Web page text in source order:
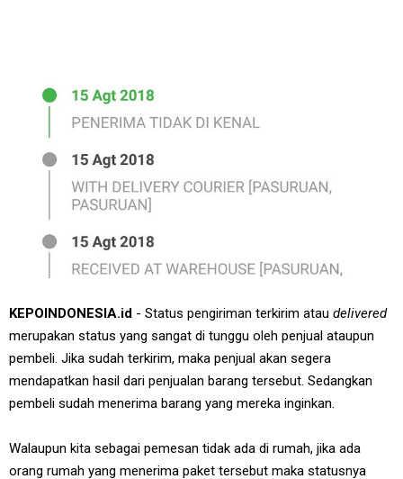
KEPOINDONESIA.id - Status pengiriman terkirim atau delivered
merupakan status yang sangat di tunggu oleh penjual ataupun
pembeli. Jika sudah terkirim, maka penjual akan segera
mendapatkan hasil dari penjualan barang tersebut. Sedangkan
pembeli sudah menerima barang yang mereka inginkan.
Walaupun kita sebagai pemesan tidak ada di rumah, jika ada
orang rumah yang menerima paket tersebut maka statusnya